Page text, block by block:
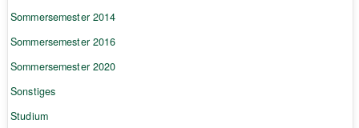
Sommersemester 2014
Sommersemester 2016
Sommersemester 2020
Sonstiges
Studium